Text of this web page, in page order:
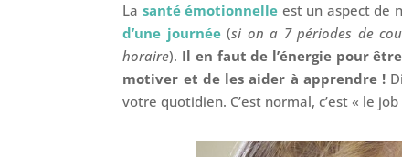
La santé émotionnelle est un aspect de
d’une journée(si on a 7 périodes de
horaire). Il en faut de l’énergie pour
motiver et de les aider à apprendre !
votre quotidien. C’est normal, c’est « le job